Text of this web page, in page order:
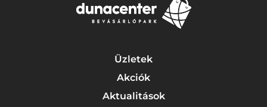
Üzletek
Akciók
Aktualitások